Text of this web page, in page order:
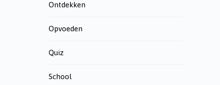
Ontdekken
Opvoeden
Quiz
School